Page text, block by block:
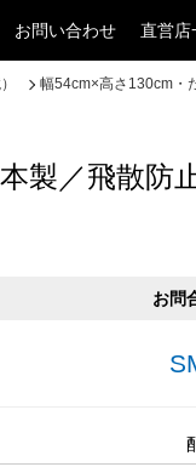
お問い合わせ 直営店
幅54cm×高さ130cm・
製／飛散防
お問